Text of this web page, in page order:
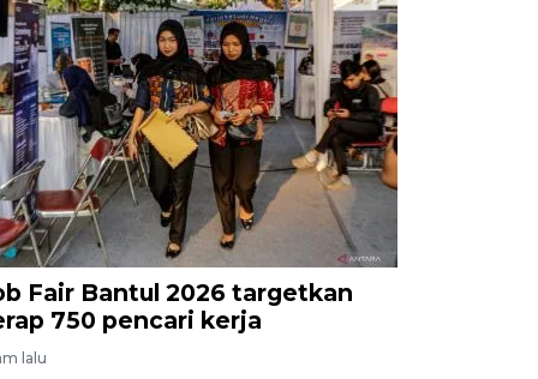
Fair Bantul 2026 targetkan
750 pencari kerja
lalu